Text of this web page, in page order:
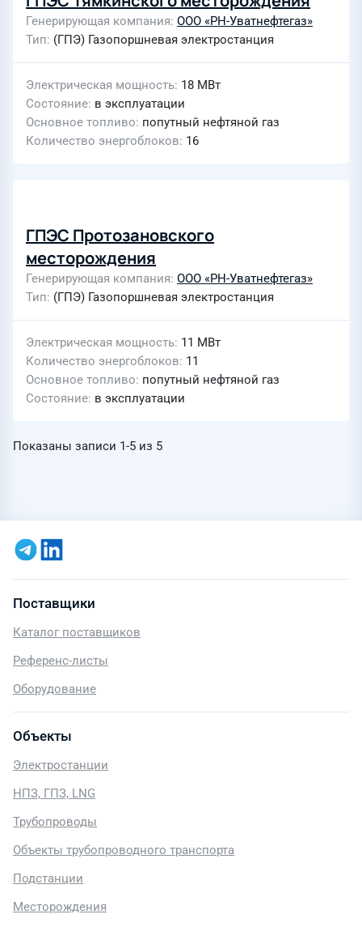
Генерирующая компания ООО «РН-Уватнефтегаз»
Тип (ГПЭ) Газопоршневая электростанция
Электрическая мощность 18 МВт
Состояние в эксплуатации
Основное топливо попутный нефтяной газ
Количество энергоблоков 16
ГПЭС Протозановского
месторождения
Генерирующая компания ООО «РН-Уватнефтегаз»
Тип (ГПЭ) Газопоршневая электростанция
Электрическая мощность 11 МВт
Количество энергоблоков 11
Основное топливо попутный нефтяной газ
Состояние в эксплуатации
Показаны записи 1-5 из 5
Поставщики
Каталог поставщиков
Референс-листы
Оборудование
Объекты
Электростанции
НПЗ, ГПЗ, LNG
Трубопроводы
Объекты трубопроводного транспорта
Подстанции
Месторождения